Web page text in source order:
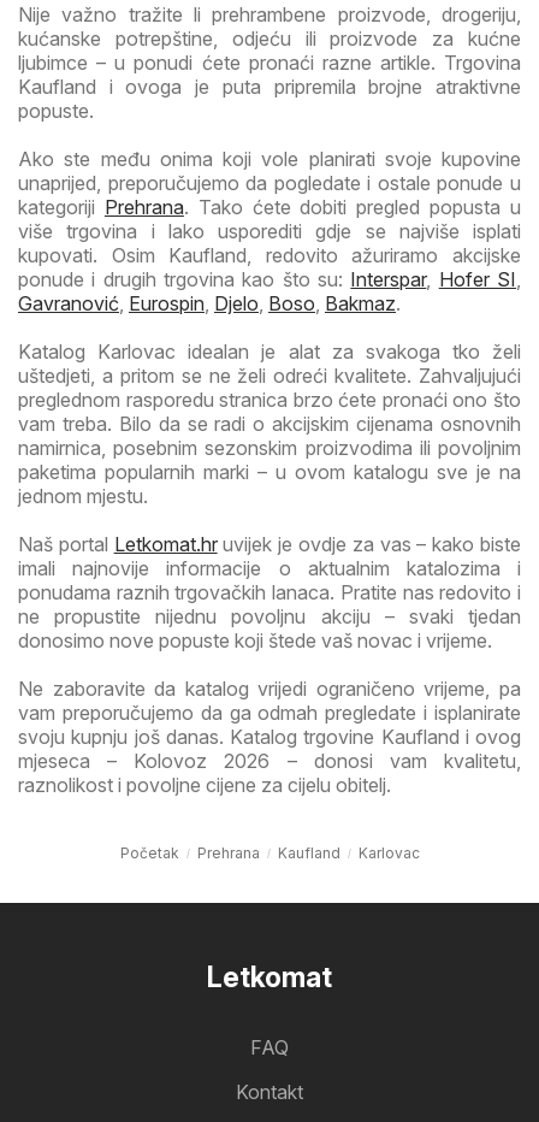
Nije važno tražite li prehrambene proizvode, drogeriju,
kućanske potrepštine, odjeću ili proizvode za kućne
ljubimce – u ponudi ćete pronaći razne artikle. Trgovina
Kaufland i ovoga je puta pripremila brojne atraktivne
popuste.
Ako ste među onima koji vole planirati svoje kupovine
unaprijed, preporučujemo da pogledate i ostale ponude u
kategoriji Prehrana. Tako ćete dobiti pregled popusta u
više trgovina i lako usporediti gdje se najviše isplati
kupovati. Osim Kaufland, redovito ažuriramo akcijske
ponude i drugih trgovina kao što su: Interspar, Hofer SI
Gavranović Eurospin Djelo Boso Bakmaz.
Katalog Karlovac idealan je alat za svakoga tko želi
uštedjeti, a pritom se ne želi odreći kvalitete. Zahvaljujući
preglednom rasporedu stranica brzo ćete pronaći ono što
vam treba. Bilo da se radi o akcijskim cijenama osnovnih
namirnica, posebnim sezonskim proizvodima ili povoljnim
paketima popularnih marki – u ovom katalogu sve je na
jednom mjestu.
Naš portal Letkomat.hruvijek je ovdje za vas – kako biste
imali najnovije informacije o aktualnim katalozima i
ponudama raznih trgovačkih lanaca. Pratite nas redovito i
ne propustite nijednu povoljnu akciju – svaki tjedan
donosimo nove popuste koji štede vaš novac i vrijeme.
Ne zaboravite da katalog vrijedi ograničeno vrijeme, pa
vam preporučujemo da ga odmah pregledate i isplanirate
svoju kupnju još danas. Katalog trgovine Kaufland i ovog
mjeseca – Kolovoz 2026 – donosi vam kvalitetu,
raznolikost i povoljne cijene za cijelu obitelj.
Početak Prehrana Kaufland Karlovac
Letkomat
FAQ
Kontakt